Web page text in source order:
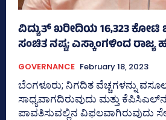
ವಿದ್ಯುತ್‌ ಖರೀದಿಯ 16,323 ಕೋಟಿ
ಸಂಚಿತ ನಷ್ಟ; ಎಸ್ಕಾಂಗಳಿಂದ
GOVERNANCE February 18, 2023
ಬೆಂಗಳೂರು; ನಿಗದಿತ ವೆಚ್ಚಗಳನ್ನು
ಸಾಧ್ಯವಾಗದಿರುವುದು ಮತ್ತು
ಪಾವತಿಸುವಲ್ಲಿನ ವಿಫಲವಾಗಿರುವುದು